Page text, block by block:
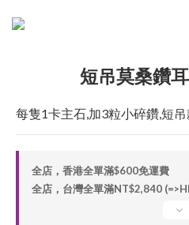
短吊莫桑鑽
每隻1卡主石,加3粒小碎鑽,短吊
全店，香港全單滿$600免運費
全店，台灣全單滿NT$2,840